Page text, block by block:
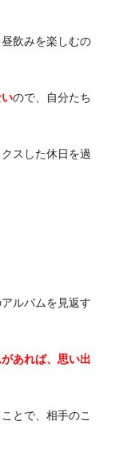
飲みを楽しむの
ので、自分たち
スした休日を過
ルバムを見返す
あれば、思い出
とで、相手のこ